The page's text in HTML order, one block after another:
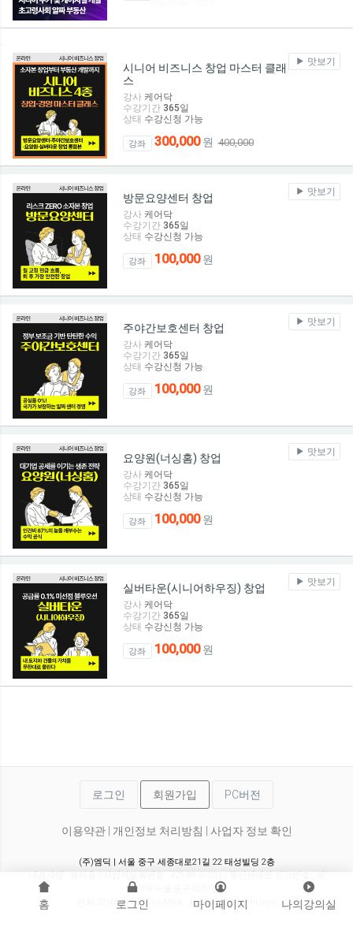
홈 로그인 마이페이지 나의강의실
맛보기
시니어 비즈니스 창업 마스터 클래
스
강사 케어닥
수강기간 365일
상태 수강신청 가능
강좌 300,000원400,000
맛보기
방문요양센터 창업
강사 케어닥
수강기간 365일
상태 수강신청 가능
강좌 100,000원
맛보기
주야간보호센터 창업
강사 케어닥
수강기간 365일
상태 수강신청 가능
강좌 100,000원
맛보기
요양원(너싱홈) 창업
강사 케어닥
수강기간 365일
상태 수강신청 가능
강좌 100,000원
맛보기
실버타운(시니어하우징) 창업
강사 케어닥
수강기간 365일
상태 수강신청 가능
강좌 100,000원
로그인 회원가입 PC버전
이용약관| 개인정보 처리방침 사업자 정보 확인
(주)엠딕 | 서울 중구 세종대로21길 22 태성빌딩 2층
대표자명 : 유하용 | 사업자등록번호 : 478-88-01291 | 통신판매업 신고번호 : 제
2019-서울중구-0267호
전화 02)6949-6176 | e-MAIL : realty.aca@gmail.com